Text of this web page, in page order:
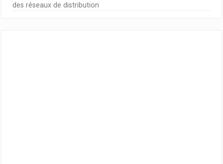
des réseaux de distribution